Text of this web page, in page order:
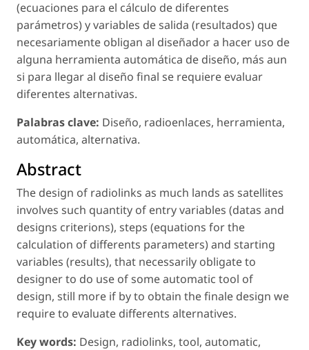
(ecuaciones para el cálculo de diferentes
parámetros) y variables de salida (resultados) que
necesariamente obligan al diseñador a hacer uso de
alguna herramienta automática de diseño, más aun
si para llegar al diseño final se requiere evaluar
diferentes alternativas.
Palabras clave: Diseño, radioenlaces, herramienta,
automática, alternativa.
Abstract
The design of radiolinks as much lands as satellites
involves such quantity of entry variables (datas and
designs criterions), steps (equations for the
calculation of differents parameters) and starting
variables (results), that necessarily obligate to
designer to do use of some automatic tool of
design, still more if by to obtain the finale design we
require to evaluate differents alternatives.
Key words: Design, radiolinks, tool, automatic,